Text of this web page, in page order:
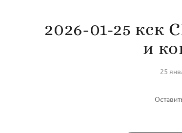
2026-01-25 кск
и
25